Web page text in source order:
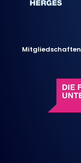
Mitgliedschaften